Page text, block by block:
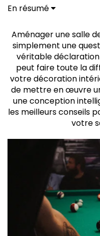
En résumé
Sélectionner une
Créer une ambiance
Aménager une salle
simplement une
véritable
peut faire toute la
votre décoration
de mettre en œuvre
une conception
les meilleurs conseils
votre